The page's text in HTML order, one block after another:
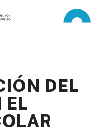
DEL
EL